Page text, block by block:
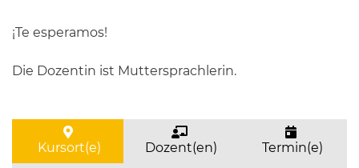
¡Te esperamos!
Die Dozentin ist Muttersprachlerin.
Kursort(e) Dozent(en) Termin(e)